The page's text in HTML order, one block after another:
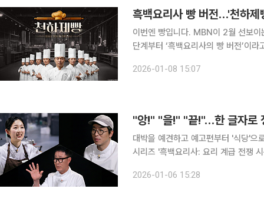
흑백요리사 빵 버전…'천하
이번엔 빵입니다. MBN이 2월 선보이
단계부터 ‘흑백요리사의 빵 버전’이
지원할 수 있다”고 밝혔고 국내외 제
2026-01-08 15:07
"앙!" "을!" "끝!"…한 글자로
대박을 예견하고 예고편부터 '식당'으
시리즈 '흑백요리사: 요리 계급 전쟁
2'는 오직 '맛'으로 계급을 뒤집으려는
2026-01-06 15:28